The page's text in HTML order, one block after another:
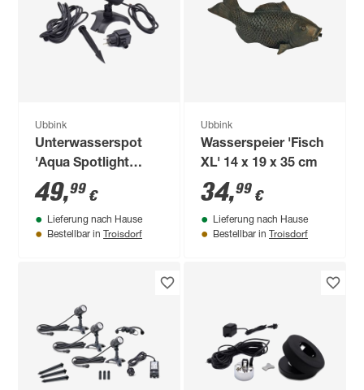
Ubbink
Unterwasserspot
'Aqua Spotlight
Power' 3 W
49,99 €
Lieferung nach Hause
Bestellbar in Troisdorf
Ubbink
Wasserspeier 'Fisch
XL' 14 x 19 x 35 cm
34,99 €
Lieferung nach Hause
Bestellbar in Troisdorf